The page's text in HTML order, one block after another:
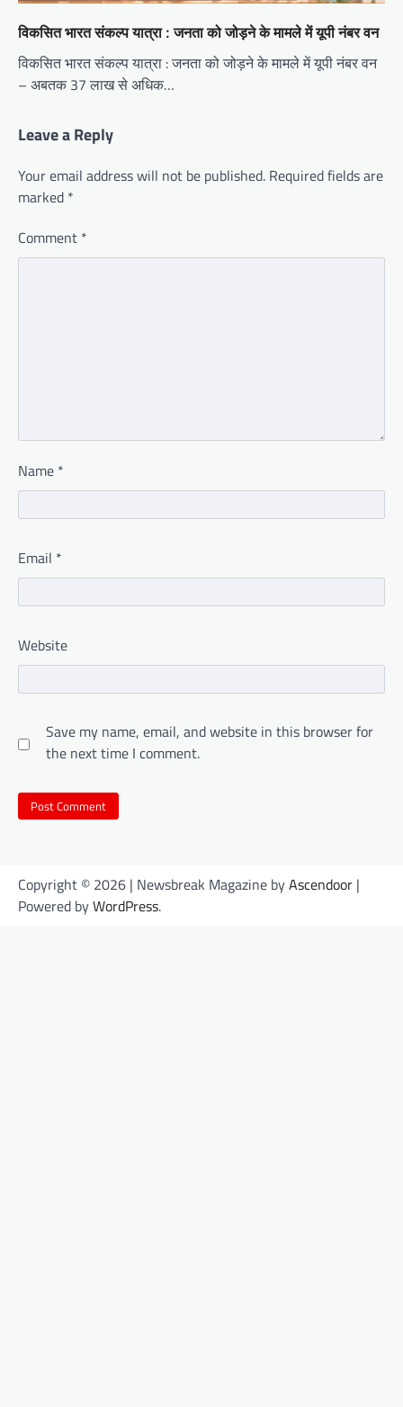
विकसित भारत संकल्प यात्रा : जनता को जोड़ने के मामले में यूपी नंबर वन
विकसित भारत संकल्प यात्रा : जनता को जोड़ने के मामले में यूपी नंबर वन
– अबतक 37 लाख से अधिक…
Leave a Reply
Your email address will not be published. Required fields are
marked *
Comment *
Name *
Email *
Website
Save my name, email, and website in this browser for
the next time I comment.
Copyright © 2026 | Newsbreak Magazine byAscendoor |
Powered byWordPress.